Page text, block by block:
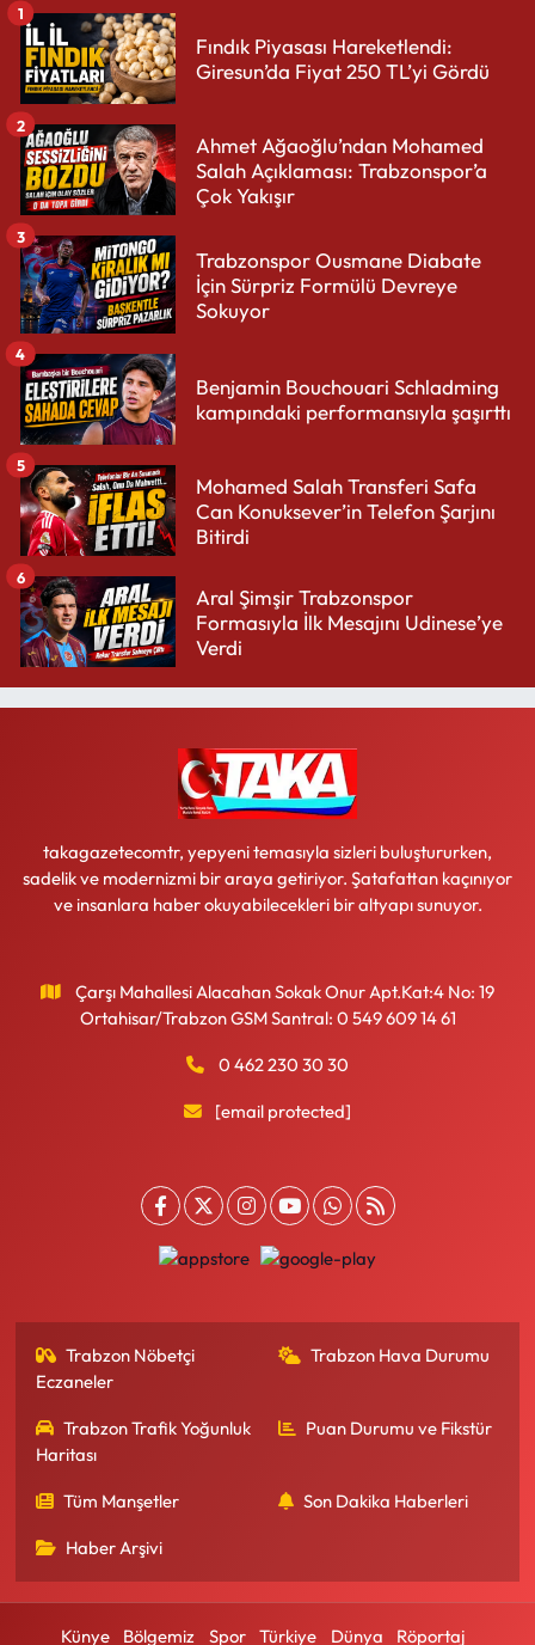
Fındık Piyasası Hareketlendi:
Giresun’da Fiyat 250 TL’yi Gördü
1
Ahmet Ağaoğlu’ndan Mohamed
Salah Açıklaması: Trabzonspor’a
Çok Yakışır
2
Trabzonspor Ousmane Diabate
İçin Sürpriz Formülü Devreye
Sokuyor
3
Benjamin Bouchouari Schladming
kampındaki performansıyla şaşırttı
4
Mohamed Salah Transferi Safa
Can Konuksever’in Telefon Şarjını
Bitirdi
5
Aral Şimşir Trabzonspor
Formasıyla İlk Mesajını Udinese’ye
Verdi
6
takagazetecomtr, yepyeni temasıyla sizleri buluştururken,
sadelik ve modernizmi bir araya getiriyor. Şatafattan kaçınıyor
ve insanlara haber okuyabilecekleri bir altyapı sunuyor.
Çarşı Mahallesi Alacahan Sokak Onur Apt.Kat:4 No: 19
Ortahisar/Trabzon GSM Santral: 0 549 609 14 61
0 462 230 30 30
[email protected]
Trabzon Nöbetçi
Eczaneler
Trabzon Hava Durumu
Trabzon Trafik Yoğunluk
Haritası
Puan Durumu ve Fikstür
Tüm Manşetler Son Dakika Haberleri
Haber Arşivi
Künye Bölgemiz Spor Türkiye Dünya Röportaj